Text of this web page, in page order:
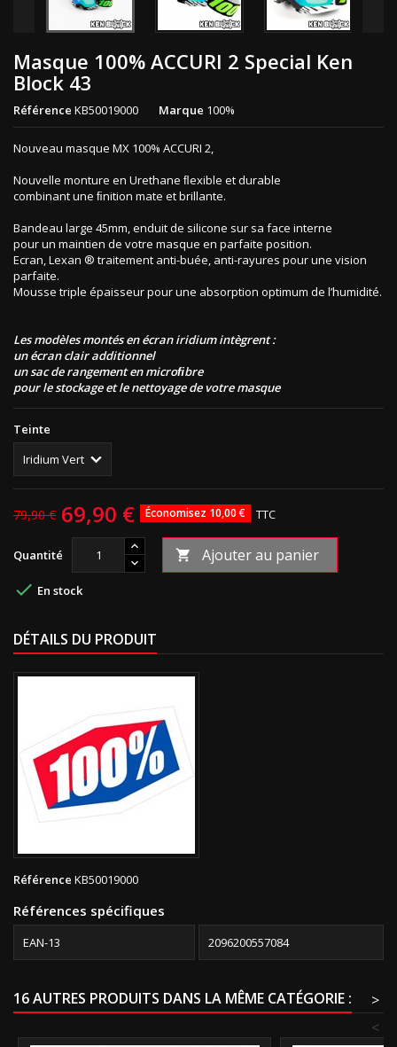
Masque 100% ACCURI 2 Special Ken
Block 43
Référence KB50019000 Marque 100%
Nouveau masque MX 100% ACCURI 2,
Nouvelle monture en Urethane ﬂexible et durable
combinant une ﬁnition mate et brillante.
Bandeau large 45mm, enduit de silicone sur sa face interne
pour un maintien de votre masque en parfaite position.
Ecran, Lexan ® traitement anti-buée, anti-rayures pour une vision
parfaite.
Mousse triple épaisseur pour une absorption optimum de l’humidité.
Les modèles montés en écran iridium intègrent :
un écran clair additionnel
un sac de rangement en microﬁbre
pour le stockage et le nettoyage de votre masque
Teinte
79,90 € 69,90 € Économisez 10,00 € TTC
Quantité  Ajouter au panier
 En stock
DÉTAILS DU PRODUIT
Référence KB50019000
Références spécifiques
EAN-13 2096200557084
16 AUTRES PRODUITS DANS LA MÊME CATÉGORIE :
>
<